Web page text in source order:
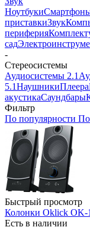
Ноутбуки
приставкиЗвук
периферия
сад
-
Стереосистемы
Аудиосистемы 2.1
5.1НаушникиПлеера
акустикаСаундбары
Фильтр
По популярности По
Быстрый просмотр
Колонки Oklick OK-
Есть в наличии